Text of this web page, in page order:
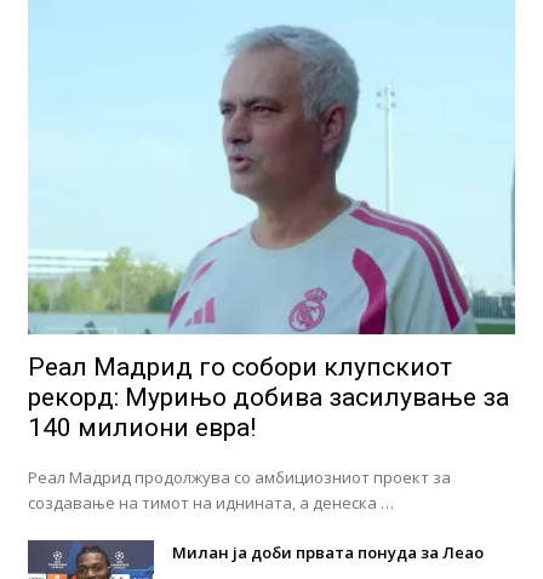
Реал Мадрид го собори клупскиот
рекорд: Мурињо добива засилување за
140 милиони евра!
Реал Мадрид продолжува со амбициозниот проект за
создавање на тимот на иднината, а денеска …
Милан ја доби првата понуда за Леао